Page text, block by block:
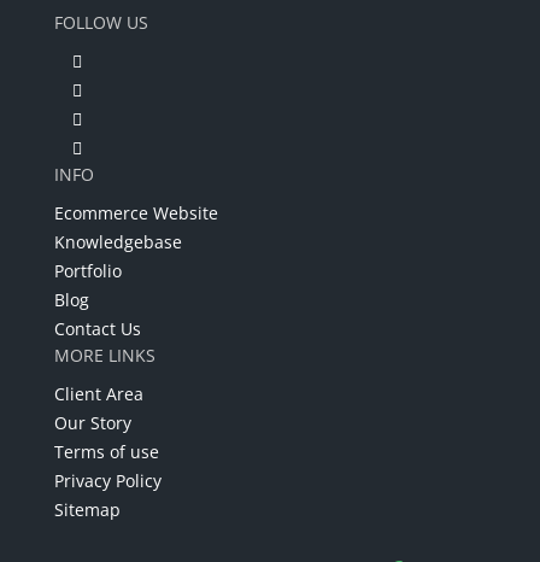
FOLLOW US
INFO
Ecommerce Website
Knowledgebase
Portfolio
Blog
Contact Us
MORE LINKS
Client Area
Our Story
Terms of use
Privacy Policy
Sitemap